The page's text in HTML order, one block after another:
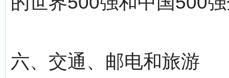
六、交通、邮电和旅游